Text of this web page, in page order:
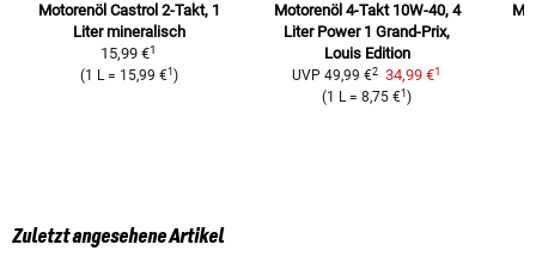
Motorenöl Castrol 2-Takt, 1
Liter mineralisch
15,99 €1
(1 L= 15,99 €1 )
Motorenöl 4-Takt 10W-40, 4
Liter Power 1 Grand-Prix,
Louis Edition
UVP 49,99 €2 34,99 €1
(1 L=8,75 €1)
Zuletzt angesehene Artikel